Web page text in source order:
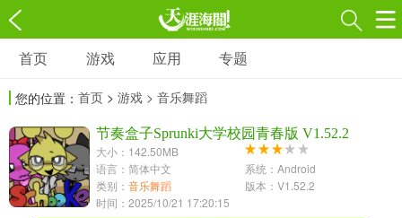
游戏
3697款应用
1597款应用
1789款应用
休闲益智
13387款应用
2196款应用
冒险解谜
首页 游戏 应用 专题
您的位置： 首页 > 游戏 > 音乐舞蹈
节奏盒子Sprunki大学校园青春版 V1.52.2
大小：142.50MB
语言：简体中文
系统：Android
类别： 音乐舞蹈
版本：V1.52.2
时间：2025/10/21 17:20:15